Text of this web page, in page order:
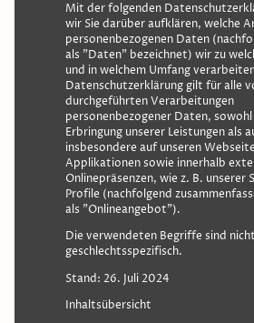
Mit der folgenden
wir Sie darüber aufklären, welche
personenbezogenen Daten
als "Daten" bezeichnet) wir zu
und in welchem Umfang
Datenschutzerklärung gilt für alle
durchgeführten Verarbeitungen
personenbezogener Daten, sowohl
Erbringung unserer Leistungen als
insbesondere auf unseren
Applikationen sowie innerhalb
Onlinepräsenzen, wie z. B. unserer
Profile (nachfolgend
als "Onlineangebot").
Die verwendeten Begriffe sind nicht
geschlechtsspezifisch.
Stand: 26. Juli 2024
Inhaltsübersicht